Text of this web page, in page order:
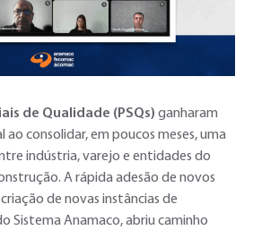
de Qualidade (PSQs) ganharam
consolidar, em poucos meses, uma
indústria, varejo e entidades do
A rápida adesão de novos
de novas instâncias de
Sistema Anamaco, abriu caminho